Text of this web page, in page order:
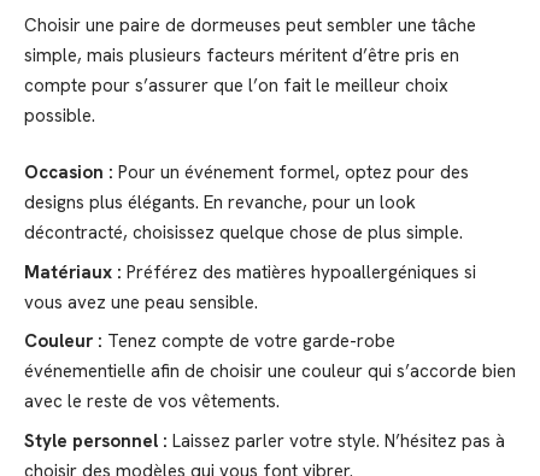
Choisir une paire de dormeuses peut sembler une tâche
simple, mais plusieurs facteurs méritent d’être pris en
compte pour s’assurer que l’on fait le meilleur choix
possible.
Occasion : Pour un événement formel, optez pour des
designs plus élégants. En revanche, pour un look
décontracté, choisissez quelque chose de plus simple.
Matériaux : Préférez des matières hypoallergéniques si
vous avez une peau sensible.
Couleur : Tenez compte de votre garde-robe
événementielle afin de choisir une couleur qui s’accorde bien
avec le reste de vos vêtements.
Style personnel : Laissez parler votre style. N’hésitez pas à
choisir des modèles qui vous font vibrer.